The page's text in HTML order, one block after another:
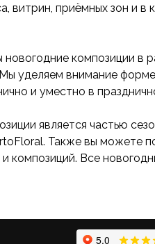
витрин, приёмных зон и в
композиции в
уделяем внимание
и уместно в
является частью
Также вы можете
композиций. Все